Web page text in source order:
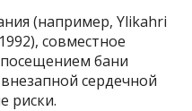
(например, Ylikahri
совместное
посещением бани
сердечной
риски.